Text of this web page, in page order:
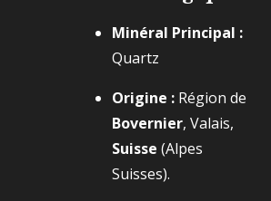
Minéral Principal :
Quartz
Origine : Région de
Bovernier, Valais,
Suisse (Alpes
Suisses).